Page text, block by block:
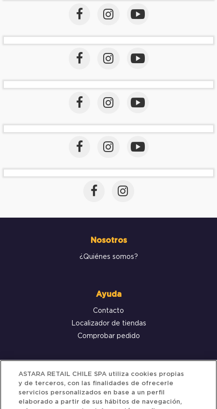
Nosotros
¿Quiénes somos?
Ayuda
Contacto
Localizador de tiendas
Comprobar pedido
Servicio al cliente
Términos y Condiciones
Política de privacidad
ASTARA RETAIL CHILE SPA utiliza cookies propias
y de terceros, con las finalidades de ofrecerle
servicios personalizados en base a un perfil
elaborado a partir de sus hábitos de navegación,